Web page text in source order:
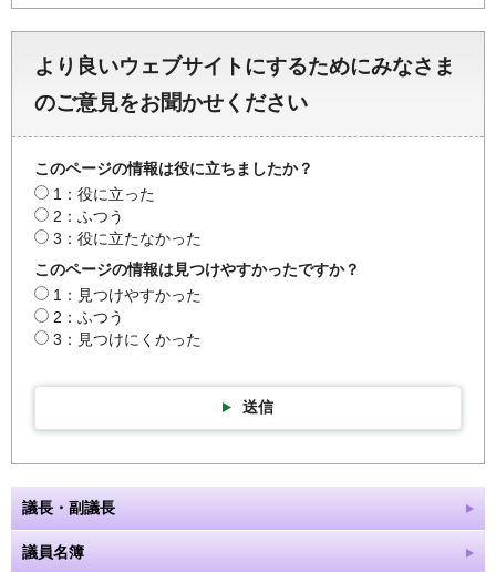
より良いウェブサイトにするためにみなさま
のご意見をお聞かせください
このページの情報は役に立ちましたか？
1：役に立った
2：ふつう
3：役に立たなかった
このページの情報は見つけやすかったですか？
1：見つけやすかった
2：ふつう
3：見つけにくかった
送信
議長・副議長
議員名簿